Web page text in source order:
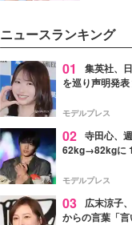
好さん
ク。猛
すヒン
生理の
ニュースランキング
01
集英社、
を巡り声明発
モデルプレス
02 寺田心、
62kg→82kgに
「かっこいい」
モデルプレス
03
広末涼子
からの言葉「